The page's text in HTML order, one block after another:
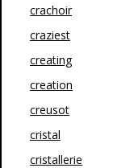
crachoir
craziest
creating
creation
creusot
cristal
cristallerie